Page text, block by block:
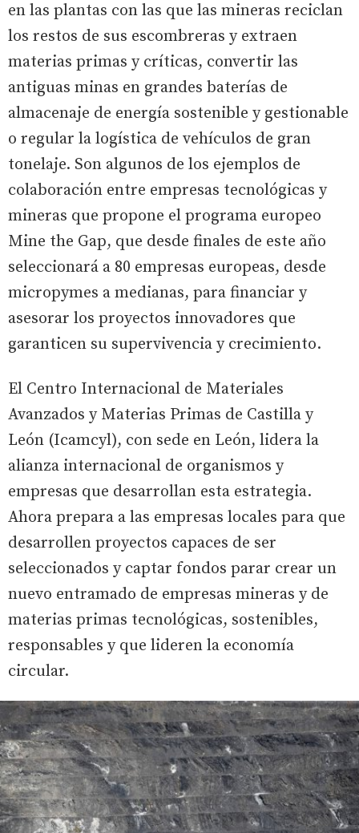
en las plantas con las que las mineras reciclan
los restos de sus escombreras y extraen
materias primas y críticas, convertir las
antiguas minas en grandes baterías de
almacenaje de energía sostenible y gestionable
o regular la logística de vehículos de gran
tonelaje. Son algunos de los ejemplos de
colaboración entre empresas tecnológicas y
mineras que propone el programa europeo
Mine the Gap, que desde finales de este año
seleccionará a 80 empresas europeas, desde
micropymes a medianas, para financiar y
asesorar los proyectos innovadores que
garanticen su supervivencia y crecimiento.
El Centro Internacional de Materiales
Avanzados y Materias Primas de Castilla y
León (Icamcyl), con sede en León, lidera la
alianza internacional de organismos y
empresas que desarrollan esta estrategia.
Ahora prepara a las empresas locales para que
desarrollen proyectos capaces de ser
seleccionados y captar fondos parar crear un
nuevo entramado de empresas mineras y de
materias primas tecnológicas, sostenibles,
responsables y que lideren la economía
circular.